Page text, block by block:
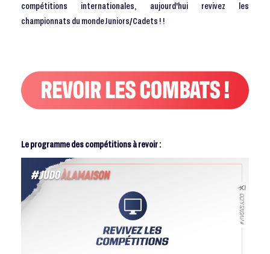
compétitions internationales, aujourd'hui revivez les
championnats du monde Juniors/Cadets ! !
Le programme des compétitions à revoir :